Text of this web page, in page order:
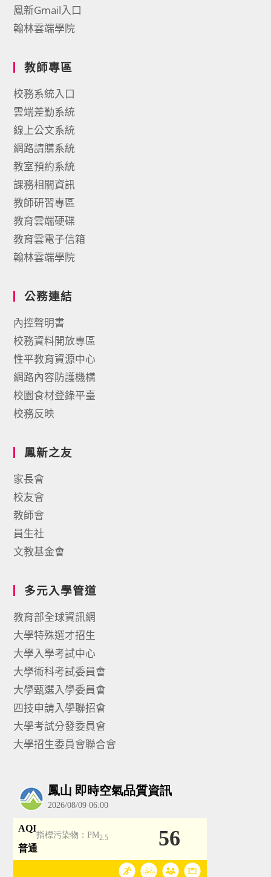
鳳新Gmail入口
翰林雲端學院
教師專區
校務系統入口
雲端差勤系統
線上公文系統
網路請購系統
教室預約系統
課務相關資訊
教師研習專區
教育雲端硬碟
教育雲電子信箱
翰林雲端學院
公務連結
內控聲明書
校務資料開放專區
性平教育資源中心
網路內容防護機構
校園食材登錄平臺
校務反映
鳳新之友
家長會
校友會
教師會
員生社
文教基金會
多元入學管道
教育部全球資訊網
大學特殊選才招生
大學入學考試中心
大學術科考試委員會
大學甄選入學委員會
四技申請入學聯招會
大學考試分發委員會
大學招生委員會聯合會